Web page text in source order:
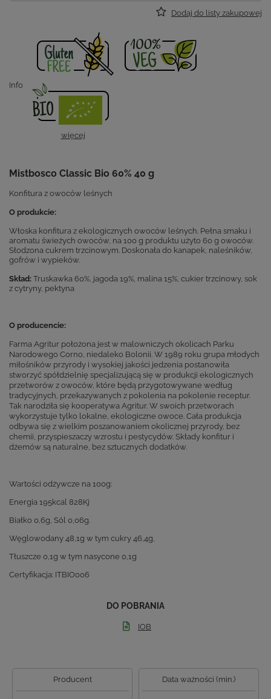
Dodaj do listy zakupowej
Info
więcej
Mistbosco Classic Bio 60% 40 g
Konfitura z owoców leśnych
O produkcie:
Włoska konfitura z ekologicznych owoców leśnych. Pełna smaku i
aromatu świeżych owoców, na 100 g produktu użyto 60 g owoców.
Słodzona cukrem trzcinowym. Doskonała do kanapek, naleśników,
gofrów i wypieków.
Skład:Truskawka 60%, jagoda 19%, malina 15%, cukier trzcinowy, sok
z cytryny, pektyna
O producencie:
Farma Agritur położona jest w malowniczych okolicach Parku
Narodowego Corno, niedaleko Bolonii. W 1989 roku grupa młodych
miłośników przyrody i wysokiej jakości jedzenia postanowiła
stworzyć spółdzielnię specjalizującą się w produkcji ekologicznych
przetworów z owoców, które będą przygotowywane według
tradycyjnych, przekazywanych z pokolenia na pokolenie receptur.
Tak narodziła się kooperatywa Agritur. W swoich przetworach
wykorzystuje tylko lokalne, ekologiczne owoce. Cała produkcja
odbywa się z wielkim poszanowaniem okolicznej przyrody, bez
chemii, przyspieszaczy wzrostu i pestycydów. Składy konfitur i
dżemów są naturalne, bez sztucznych dodatków.
Wartości odżywcze na 100g:
Energia 195kcal 828Kj
Białko 0,6g, Sól 0,06g.
Węglowodany 48,1g w tym cukry 46,4g,
Tłuszcze 0,1g w tym nasycone 0,1g
Certyfikacja: ITBIO006
DO POBRANIA
IOB
Producent Data ważności (min.)